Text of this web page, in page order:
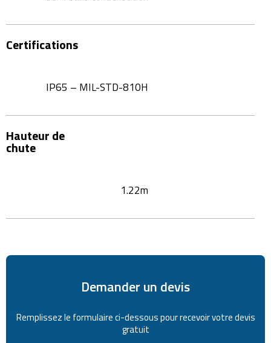
Certifications
IP65 – MIL-STD-810H
Hauteur de
chute
1.22m
Demander un devis
Remplissez le formulaire ci-dessous pour recevoir votre devis
gratuit